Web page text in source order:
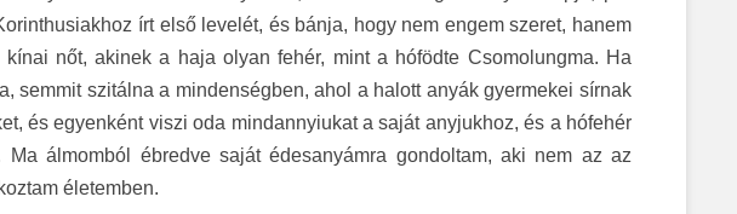
írt első levelét, és bánja, hogy nem engem szeret, hanem
nőt, akinek a haja olyan fehér, mint a hófödte Csomolungma. Ha
semmit szitálna a mindenségben, ahol a halott anyák gyermekei sírnak
és egyenként viszi oda mindannyiukat a saját anyjukhoz, és a hófehér
Ma álmomból ébredve saját édesanyámra gondoltam, aki nem az az
életemben.